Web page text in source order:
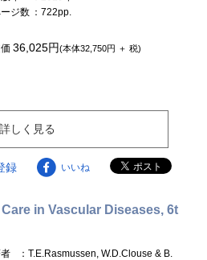
ジ数 ：722pp.
価36,025円(本体32,750円 ＋ 税)
詳しく見る
録 いいね
in Vascular Diseases, 6t
：T.E.Rasmussen, W.D.Clouse & B.